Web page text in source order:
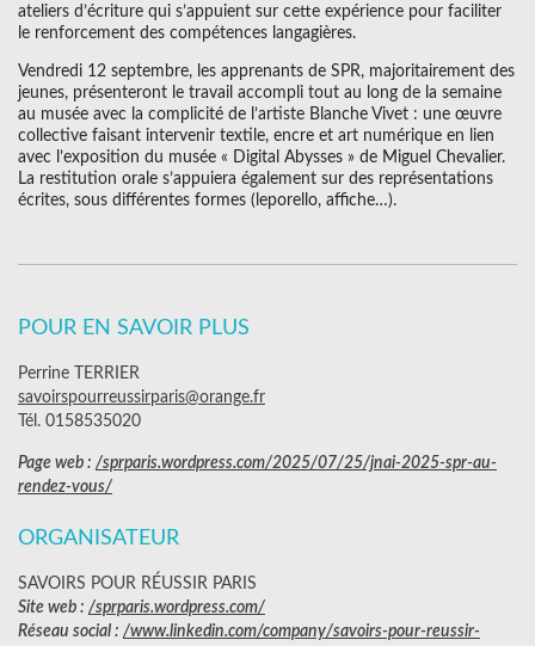
ateliers d’écriture qui s’appuient sur cette expérience pour faciliter
le renforcement des compétences langagières.
Vendredi 12 septembre, les apprenants de SPR, majoritairement des
jeunes, présenteront le travail accompli tout au long de la semaine
au musée avec la complicité de l’artiste Blanche Vivet : une œuvre
collective faisant intervenir textile, encre et art numérique en lien
avec l’exposition du musée « Digital Abysses » de Miguel Chevalier.
La restitution orale s’appuiera également sur des représentations
écrites, sous différentes formes (leporello, affiche…).
POUR EN SAVOIR PLUS
Perrine TERRIER
savoirspourreussirparis@orange.fr
Tél. 0158535020
Page web : /sprparis.wordpress.com/2025/07/25/jnai-2025-spr-au-
rendez-vous/
ORGANISATEUR
SAVOIRS POUR RÉUSSIR PARIS
Site web : /sprparis.wordpress.com/
Réseau social : /www.linkedin.com/company/savoirs-pour-reussir-